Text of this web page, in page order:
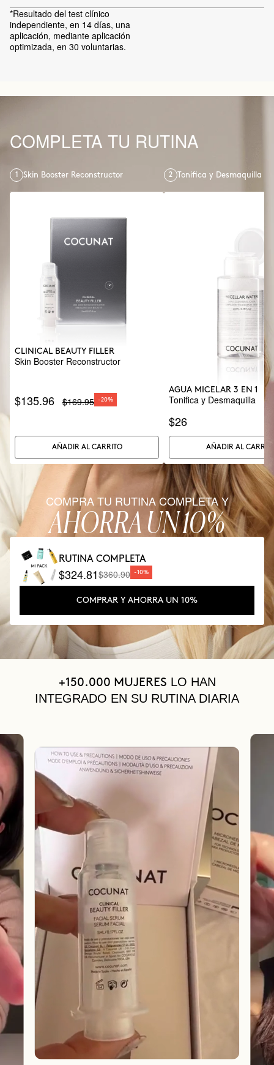
*Resultado del test clínico
independiente, en 14 días, una
aplicación, mediante aplicación
optimizada, en 30 voluntarias.
COMPLETA TU RUTINA
1 Skin Booster Reconstructor
CLINICAL BEAUTY FILLER
Skin Booster Reconstructor
$135.96 $169.95 -20%
AÑADIR AL CARRITO
2 Tonifica y Desmaquilla
AGUA MICELAR 3 EN 1
Tonifica y Desmaquilla
$26
AÑADIR AL
COMPRA TU RUTINA COMPLETA Y
AHORRA UN 10%
RUTINA COMPLETA
$324.81$360.90 -10%
COMPRAR Y AHORRA UN 10%
+150.000 MUJERES LO HAN
INTEGRADO EN SU RUTINA DIARIA